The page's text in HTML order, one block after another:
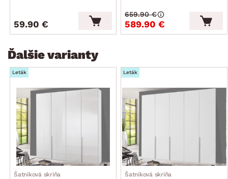
podľa individuálnych potrieb
59.90 € 589.90 €
659.90 €
Ďalšie varianty
Leták
Šatníková skriňa
Leták
Šatníková skriňa